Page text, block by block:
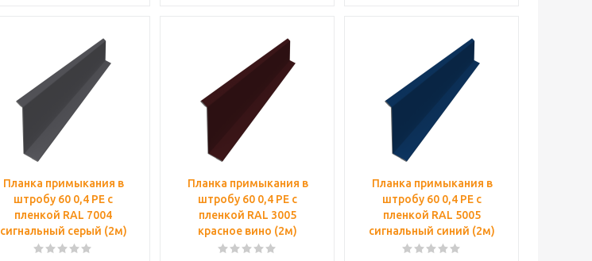
Планка примыкания в
штробу 60 0,4 PE с
пленкой RAL 7004
сигнальный серый (2м)
Планка примыкания в
штробу 60 0,4 PE с
пленкой RAL 3005
красное вино (2м)
Планка примыкания в
штробу 60 0,4 PE с
пленкой RAL 5005
сигнальный синий (2м)